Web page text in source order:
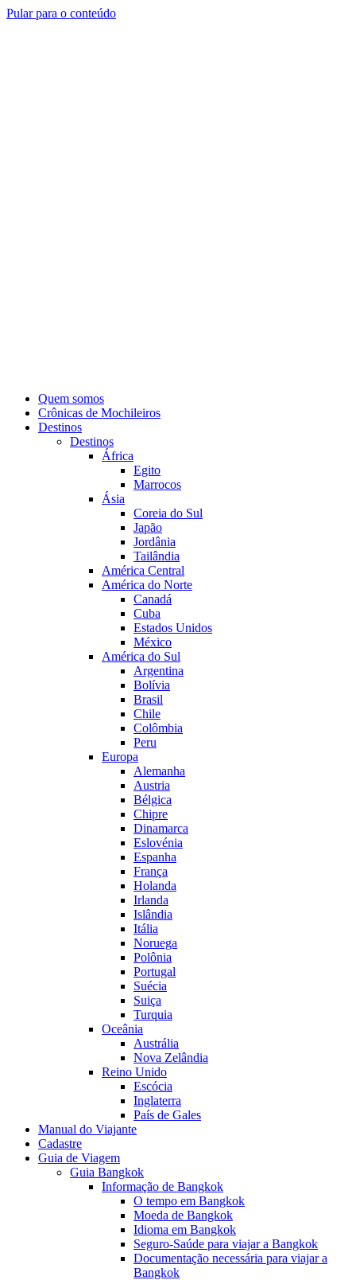
Pular para o conteúdo
Quem somos
Crônicas de Mochileiros
Destinos
Destinos
África
Egito
Marrocos
Ásia
Coreia do Sul
Japão
Jordânia
Tailândia
América Central
América do Norte
Canadá
Cuba
Estados Unidos
México
América do Sul
Argentina
Bolívia
Brasil
Chile
Colômbia
Peru
Europa
Alemanha
Austria
Bélgica
Chipre
Dinamarca
Eslovénia
Espanha
França
Holanda
Irlanda
Islândia
Itália
Noruega
Polônia
Portugal
Suécia
Suiça
Turquia
Oceânia
Austrália
Nova Zelândia
Reino Unido
Escócia
Inglaterra
País de Gales
Manual do Viajante
Cadastre
Guia de Viagem
Guia Bangkok
Informação de Bangkok
O tempo em Bangkok
Moeda de Bangkok
Idioma em Bangkok
Seguro-Saúde para viajar a Bangkok
Documentação necessária para viajar a
Bangkok